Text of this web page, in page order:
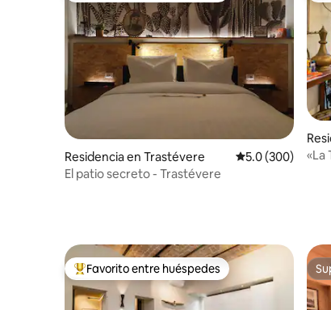
Residencia en Trastévere Calificación
5.0 (300)
El patio secreto - Trastévere
«La
De los mejores en Favorito entre huéspedes
Favorito entre huéspedes